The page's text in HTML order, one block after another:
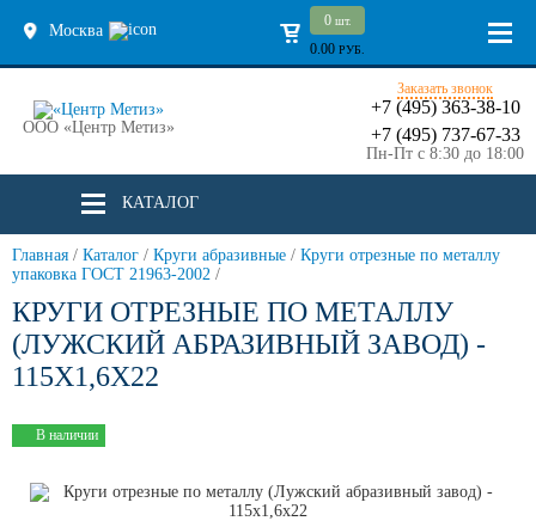
Москва
0 шт.
0.00 РУБ.
ООО «Центр Метиз»
Заказать звонок
+7 (495) 363-38-10
+7 (495) 737-67-33
Пн-Пт с 8:30 до 18:00
КАТАЛОГ
Главная / Каталог / Круги абразивные / Круги отрезные по металлу
упаковка ГОСТ 21963-2002 /
КРУГИ ОТРЕЗНЫЕ ПО МЕТАЛЛУ
(ЛУЖСКИЙ АБРАЗИВНЫЙ ЗАВОД) -
115Х1,6Х22
В наличии